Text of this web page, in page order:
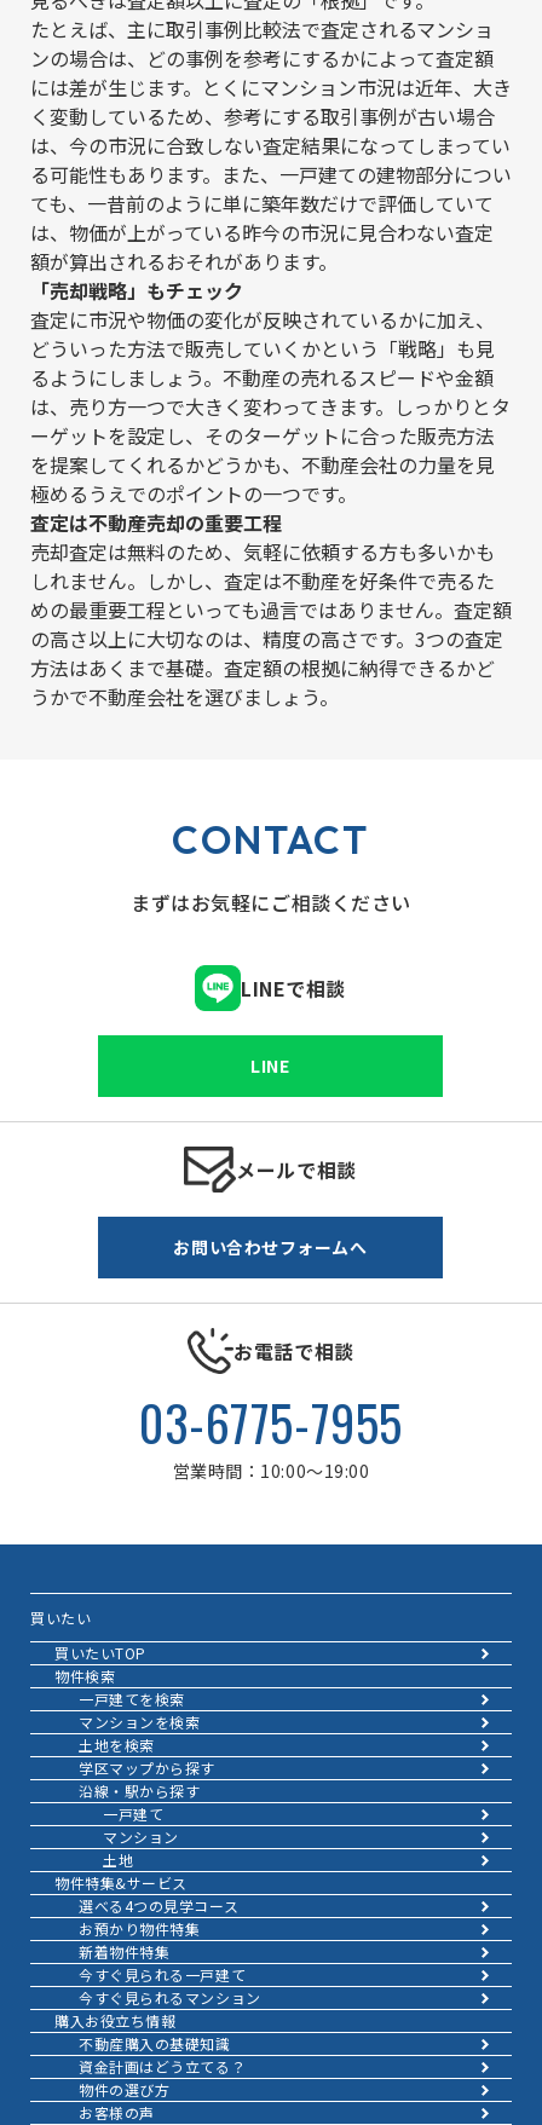
たとえば、主に取引事例比較法で査定されるマンショ
ンの場合は、どの事例を参考にするかによって査定額
には差が生じます。とくにマンション市況は近年、大き
く変動しているため、参考にする取引事例が古い場合
は、今の市況に合致しない査定結果になってしまってい
る可能性もあります。また、一戸建ての建物部分につい
ても、一昔前のように単に築年数だけで評価していて
は、物価が上がっている昨今の市況に見合わない査定
額が算出されるおそれがあります。
「売却戦略」もチェック
査定に市況や物価の変化が反映されているかに加え、
どういった方法で販売していくかという「戦略」も見
るようにしましょう。不動産の売れるスピードや金額
は、売り方一つで大きく変わってきます。しっかりとタ
ーゲットを設定し、そのターゲットに合った販売方法
を提案してくれるかどうかも、不動産会社の力量を見
極めるうえでのポイントの一つです。
査定は不動産売却の重要工程
売却査定は無料のため、気軽に依頼する方も多いかも
しれません。しかし、査定は不動産を好条件で売るた
めの最重要工程といっても過言ではありません。査定額
の高さ以上に大切なのは、精度の高さです。3つの査定
方法はあくまで基礎。査定額の根拠に納得できるかど
うかで不動産会社を選びましょう。
CONTACT
まずはお気軽にご相談ください
LINEで相談
LINE
メールで相談
お問い合わせフォームへ
お電話で相談
03-6775-7955
営業時間：10:00～19:00
買いたい
買いたいTOP
物件検索
一戸建てを検索
マンションを検索
土地を検索
学区マップから探す
沿線・駅から探す
一戸建て
マンション
土地
物件特集&サービス
選べる4つの見学コース
お預かり物件特集
新着物件特集
今すぐ見られる一戸建て
今すぐ見られるマンション
購入お役立ち情報
不動産購入の基礎知識
資金計画はどう立てる？
物件の選び方
お客様の声